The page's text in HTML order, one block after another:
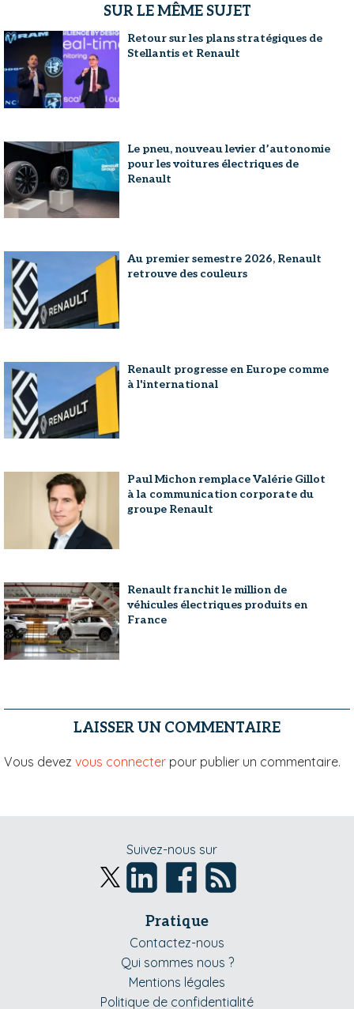
SUR LE MÊME SUJET
Retour sur les plans stratégiques de
Stellantis et Renault
Le pneu, nouveau levier d’autonomie
pour les voitures électriques de
Renault
Au premier semestre 2026, Renault
retrouve des couleurs
Renault progresse en Europe comme
à l'international
Paul Michon remplace Valérie Gillot
à la communication corporate du
groupe Renault
Renault franchit le million de
véhicules électriques produits en
France
LAISSER UN COMMENTAIRE
Vous devez vous connecter pour publier un commentaire.
Suivez-nous sur
Pratique
Contactez-nous
Qui sommes nous ?
Mentions légales
Politique de confidentialité